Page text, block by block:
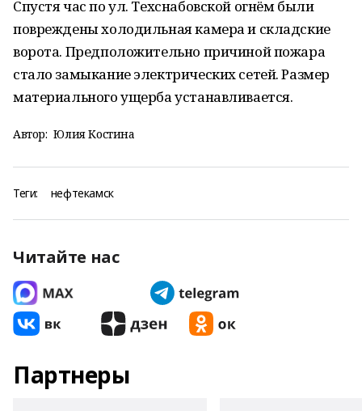
Спустя час по ул. Техснабовской огнём были
повреждены холодильная камера и складские
ворота. Предположительно причиной пожара
стало замыкание электрических сетей. Размер
материального ущерба устанавливается.
Автор: Юлия Костина
Теги: нефтекамск
Читайте нас
Партнеры